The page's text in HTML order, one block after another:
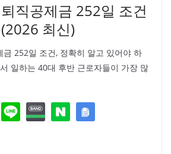
직공제금 252일 조건
최신)
금 252일 조건, 정확히 알고 있어야 하
일하는 40대 후반 근로자들이 가장 많